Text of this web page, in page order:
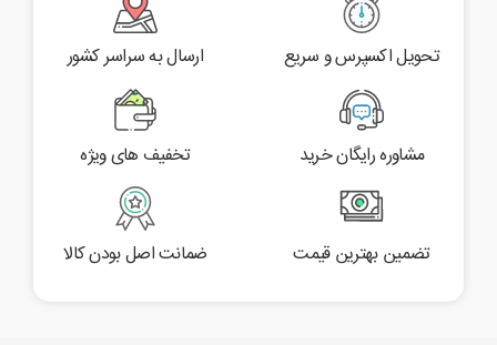
تحویل اکسپرس و سریع ارسال به سراسر کشور
مشاوره رایگان خرید تخفیف های ویژه
تضمین بهترین قیمت ضمانت اصل بودن کالا